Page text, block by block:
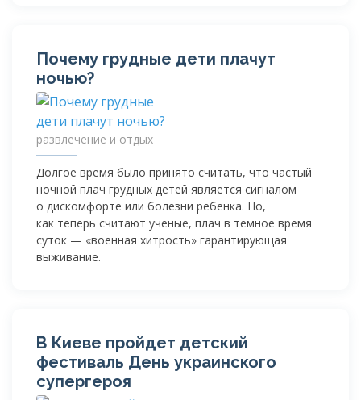
Почему грудные дети плачут
ночью?
развлечение и отдых
Долгое время было принято считать, что частый
ночной плач грудных детей является сигналом
о дискомфорте или болезни ребенка. Но,
как теперь считают ученые, плач в темное время
суток — «военная хитрость» гарантирующая
выживание.
В Киеве пройдет детский
фестиваль День украинского
супергероя